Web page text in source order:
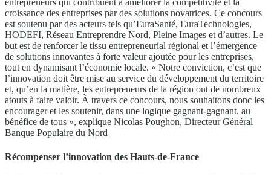
entrepreneurs qui contribuent à améliorer la compétitivité et la
croissance des entreprises par des solutions novatrices. Ce concours
est soutenu par des acteurs tels qu’EuraSanté, EuraTechnologies,
HODEFI, Réseau Entreprendre Nord, Pleine Images et d’autres. Le
but est de renforcer le tissu entrepreneurial régional et l’émergence
de solutions innovantes à forte valeur ajoutée pour les entreprises,
tout en dynamisant l’économie locale. « Notre conviction, c’est que
l’innovation doit être mise au service du développement du territoire
et, qu’en la matière, les entrepreneurs de la région ont de nombreux
atouts à faire valoir. À travers ce concours, nous souhaitons donc les
encourager et les soutenir, dans une logique gagnant-gagnant, au
bénéfice de tous », explique Nicolas Poughon, Directeur Général
Banque Populaire du Nord
Récompenser l’innovation des Hauts-de-France